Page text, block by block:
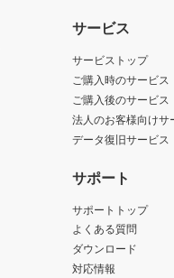
サービス
サービストップ
ご購入時のサービス
ご購入後のサービス
法人のお客様向けサ
データ復旧サービス
サポート
サポートトップ
よくある質問
ダウンロード
対応情報